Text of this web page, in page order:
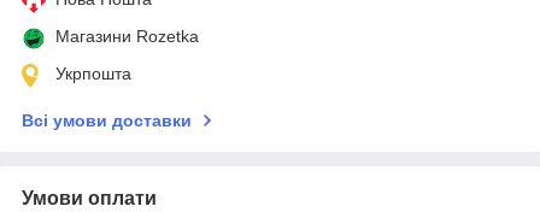
Магазини Rozetka
Укрпошта
Всі умови доставки
Умови оплати